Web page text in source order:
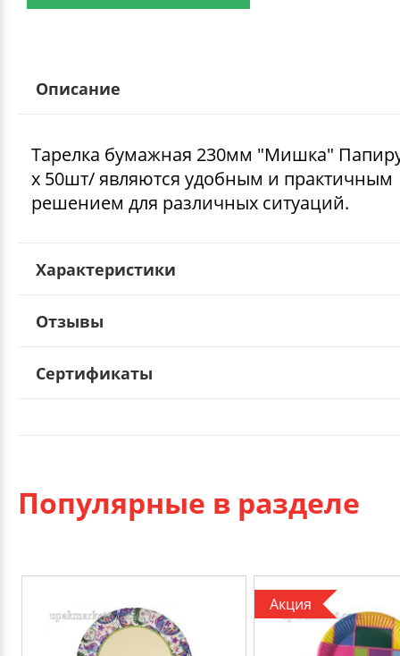
Описание
Тарелка бумажная 230мм "Мишка"
х 50шт/ являются удобным и практичным
решением для различных ситуаций.
Характеристики
Отзывы
Сертификаты
Популярные в разделе
Акция